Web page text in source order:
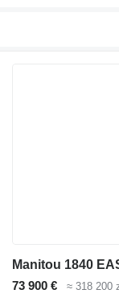
Manitou 1840
73 900 €
≈ 318 200